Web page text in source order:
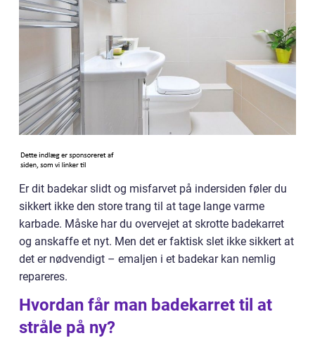
Er dit badekar slidt og misfarvet på indersiden føler du
sikkert ikke den store trang til at tage lange varme
karbade. Måske har du overvejet at skrotte badekarret
og anskaffe et nyt. Men det er faktisk slet ikke sikkert at
det er nødvendigt – emaljen i et badekar kan nemlig
repareres.
Hvordan får man badekarret til at
stråle på ny?